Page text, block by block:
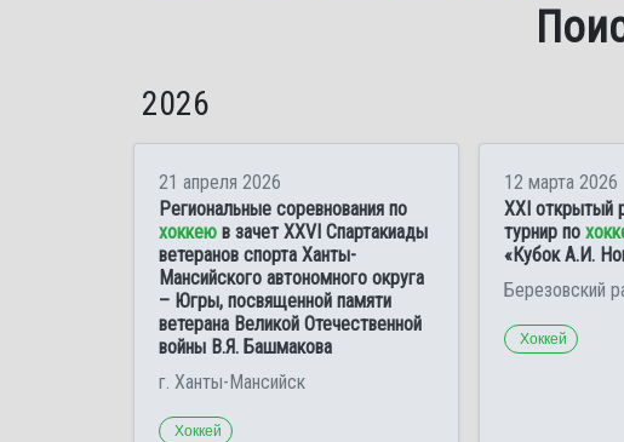
2026
21 апреля 2026
Региональные соревнования по
хоккею в зачет XXVI Спартакиады
ветеранов спорта Ханты-
Мансийского автономного округа
– Югры, посвященной памяти
ветерана Великой Отечественной
войны В.Я. Башмакова
г. Ханты-Мансийск
Хоккей
12 марта 2026
XXI открытый
турнир по
«Кубок А.И.
Березовский
Хоккей